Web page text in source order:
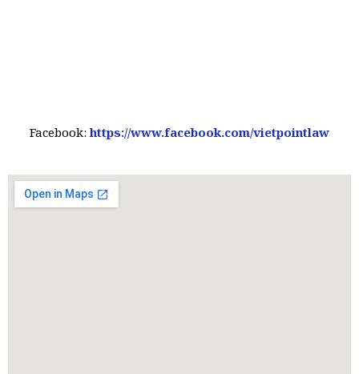
Facebook:https://www.facebook.com/vietpointlaw